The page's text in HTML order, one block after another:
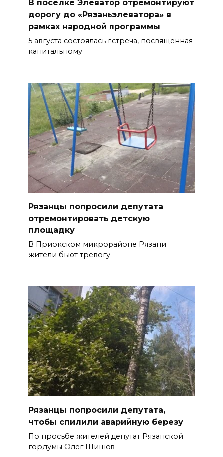
В посёлке Элеватор отремонтируют
дорогу до «Рязаньэлеватора» в
рамках народной программы
5 августа состоялась встреча, посвящённая
капитальному
Рязанцы попросили депутата
отремонтировать детскую
площадку
В Приокском микрорайоне Рязани
жители бьют тревогу
Рязанцы попросили депутата,
чтобы спилили аварийную березу
По просьбе жителей депутат Рязанской
гордумы Олег Шишов